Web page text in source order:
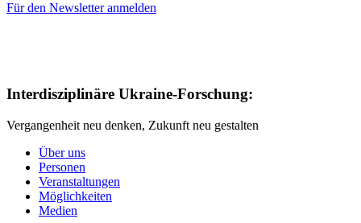
Für den Newsletter anmelden
Interdisziplinäre Ukraine-Forschung:
Vergangenheit neu denken, Zukunft neu gestalten
Über uns
Personen
Veranstaltungen
Möglichkeiten
Medien